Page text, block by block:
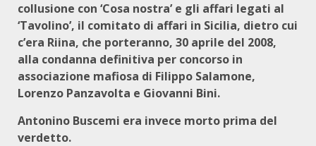
collusione con ‘Cosa nostra’ e gli affari legati al
‘Tavolino’, il comitato di affari in Sicilia, dietro cui
c’era Riina, che porteranno, 30 aprile del 2008,
alla condanna definitiva per concorso in
associazione mafiosa di Filippo Salamone,
Lorenzo Panzavolta e Giovanni Bini.
Antonino Buscemi era invece morto prima del
verdetto.